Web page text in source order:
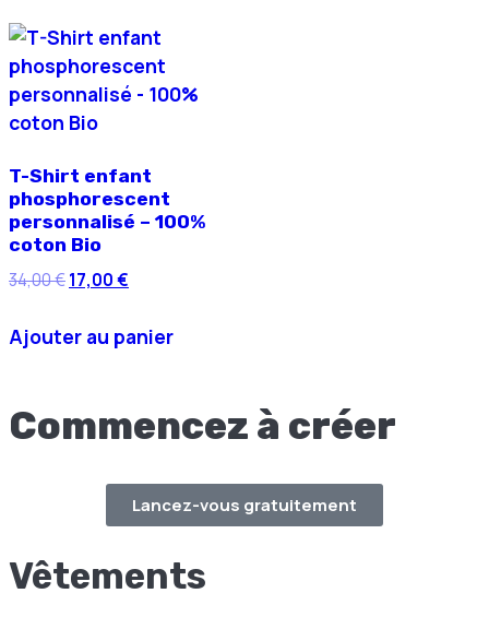
T-Shirt enfant
phosphorescent
personnalisé – 100%
coton Bio
34,00€17,00€
Ajouter au panier
Commencez à créer
Lancez-vous gratuitement
Vêtements